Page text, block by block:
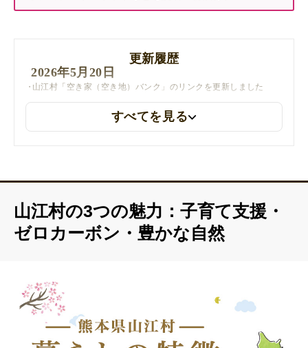
更新履歴
2026年5月20日
山江村「空き家（空き地）バンク」のリンクを更新しました
すべてを見る
山江村の3つの魅力：子育て支援・
ゼロカーボン・豊かな自然